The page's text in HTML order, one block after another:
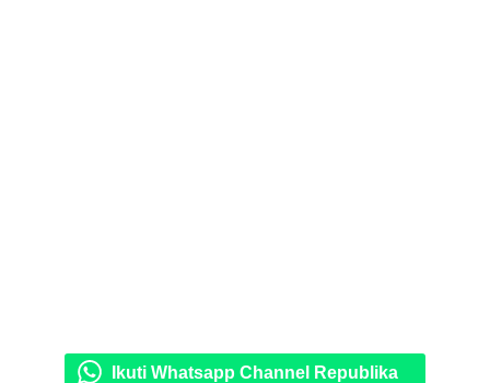
Ikuti Whatsapp Channel Republika